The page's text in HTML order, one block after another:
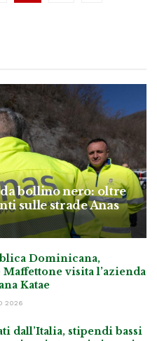
bollino nero: oltre
sulle strade Anas
Dominicana,
Maffettone visita l’azienda
Katae
2026
dall’Italia, stipendi bassi